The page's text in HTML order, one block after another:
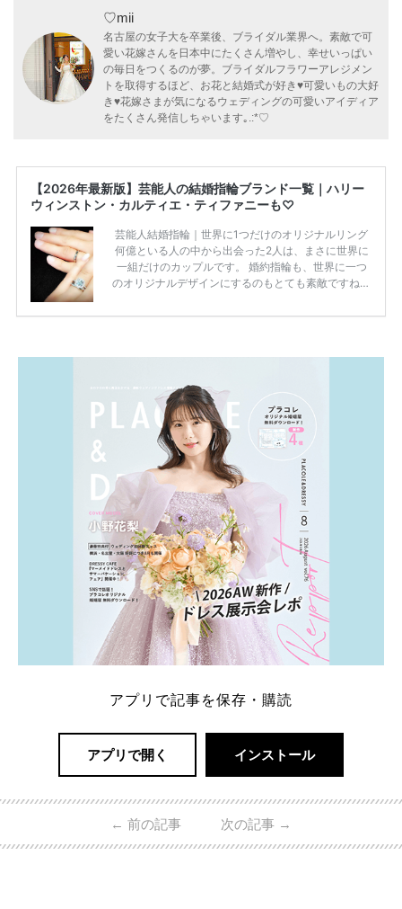
♡mii
名古屋の女子大を卒業後、ブライダル業界へ。素敵で可
愛い花嫁さんを日本中にたくさん増やし、幸せいっぱい
の毎日をつくるのが夢。ブライダルフラワーアレジメン
トを取得するほど、お花と結婚式が好き♥可愛いもの大好
き♥花嫁さまが気になるウェディングの可愛いアイディア
をたくさん発信しちゃいます｡.:*♡
【2026年最新版】芸能人の結婚指輪ブランド一覧｜ハリー
ウィンストン・カルティエ・ティファニーも♡
芸能人結婚指輪｜世界に1つだけのオリジナルリング
何億といる人の中から出会った2人は、まさに世界に
一組だけのカップルです。 婚約指輪も、世界に一つ
のオリジナルデザインにするのもとても素敵ですね♡
のを形にするのも想い出になります。 上戸彩さん・H
注品とのこと。 ダイヤモンドがたくさん散りばめら
続きを読む
アプリで記事を保存・購読
アプリで開く インストール
← 前の記事 次の記事 →